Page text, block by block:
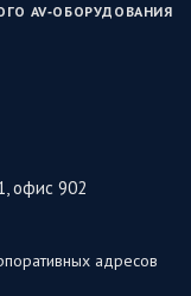
AV‑ОБОРУДОВАНИЯ
офис 902
адресов